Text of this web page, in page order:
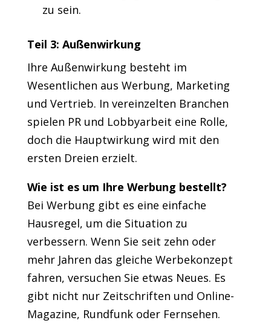
zu sein.
Teil 3: Außenwirkung
Ihre Außenwirkung besteht im
Wesentlichen aus Werbung, Marketing
und Vertrieb. In vereinzelten Branchen
spielen PR und Lobbyarbeit eine Rolle,
doch die Hauptwirkung wird mit den
ersten Dreien erzielt.
Wie ist es um Ihre Werbung bestellt?
Bei Werbung gibt es eine einfache
Hausregel, um die Situation zu
verbessern. Wenn Sie seit zehn oder
mehr Jahren das gleiche Werbekonzept
fahren, versuchen Sie etwas Neues. Es
gibt nicht nur Zeitschriften und Online-
Magazine, Rundfunk oder Fernsehen.